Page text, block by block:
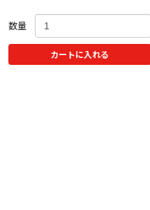
数量
カートに入れる